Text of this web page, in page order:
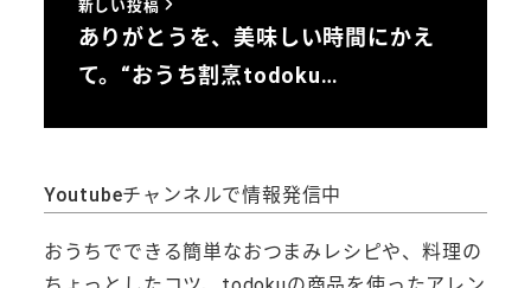
新しい投稿
ありがとうを、美味しい時間にかえ
て。“おうち割烹todoku…
Youtubeチャンネルで情報発信中
おうちでできる簡単なおつまみレシピや、料理の